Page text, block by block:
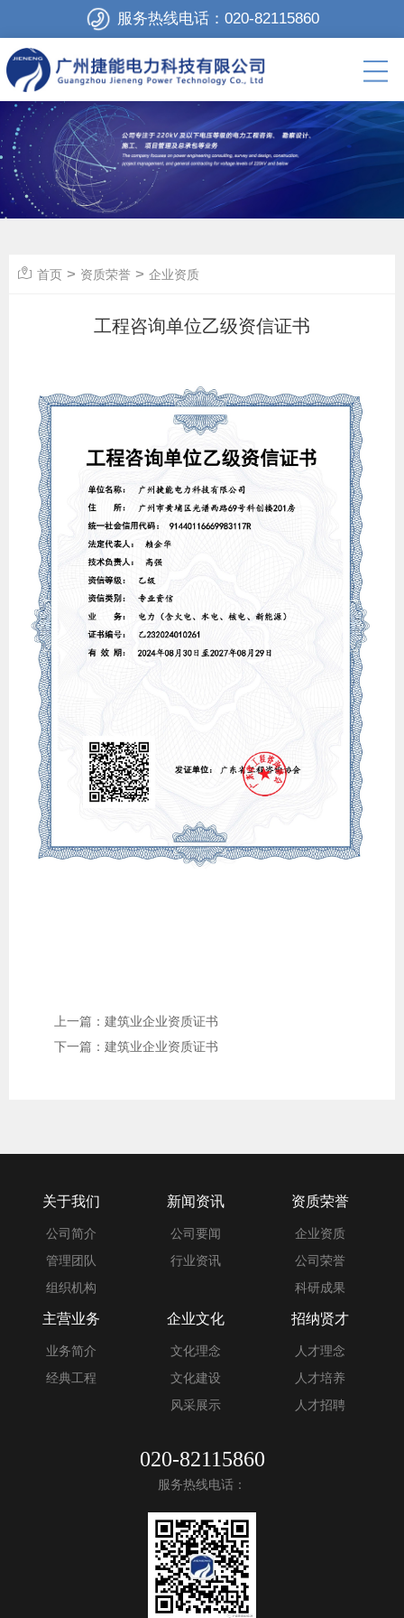
服务热线电话： 020-82115860
首页 > 资质荣誉 > 企业资质
工程咨询单位乙级资信证书
上一篇：建筑业企业资质证书
下一篇：建筑业企业资质证书
关于我们
公司简介
管理团队
组织机构
新闻资讯
公司要闻
行业资讯
资质荣誉
企业资质
公司荣誉
科研成果
主营业务
业务简介
经典工程
企业文化
文化理念
文化建设
风采展示
招纳贤才
人才理念
人才培养
人才招聘
020-82115860
服务热线电话：